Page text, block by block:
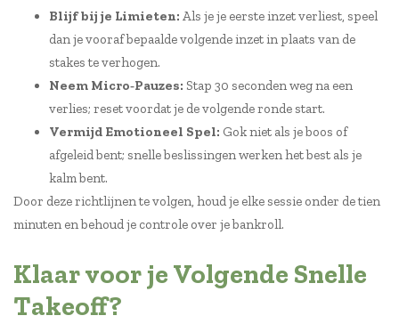
Blijf bij je Limieten: Als je je eerste inzet verliest, speel
dan je vooraf bepaalde volgende inzet in plaats van de
stakes te verhogen.
Neem Micro‑Pauzes: Stap 30 seconden weg na een
verlies; reset voordat je de volgende ronde start.
Vermijd Emotioneel Spel: Gok niet als je boos of
afgeleid bent; snelle beslissingen werken het best als je
kalm bent.
Door deze richtlijnen te volgen, houd je elke sessie onder de tien
minuten en behoud je controle over je bankroll.
Klaar voor je Volgende Snelle
Takeoff?